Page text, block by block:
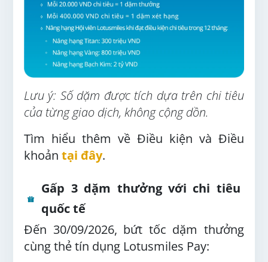
Lưu ý: Số dặm được tích dựa trên chi tiêu
của từng giao dịch, không cộng dồn.
Tìm hiểu thêm về Điều kiện và Điều
khoản tại đây.
Gấp 3 dặm thưởng với chi tiêu
quốc tế
Đến 30/09/2026, bứt tốc dặm thưởng
cùng thẻ tín dụng Lotusmiles Pay: